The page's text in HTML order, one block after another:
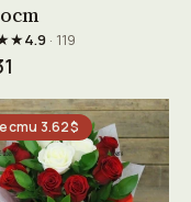
4.9· 119
3.62$